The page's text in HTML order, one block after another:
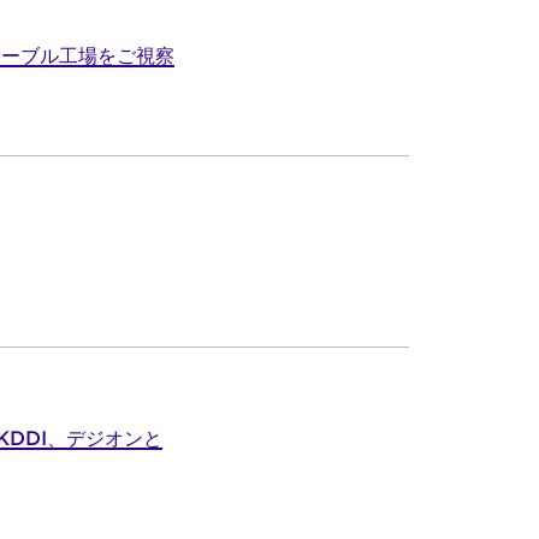
ブル工場をご視察
、デジオンと